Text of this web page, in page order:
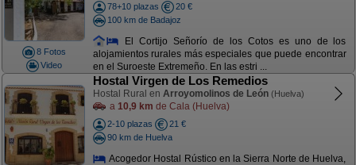
8 Fotos
Video
78+10 plazas
20 €
100 km de Badajoz
El Cortijo Señorío de los Cotos es uno de los
alojamientos rurales más especiales que puede encontrar
en el Suroeste Extremeño. En las estri ...
Hostal Virgen de Los Remedios
Hostal Rural en Arroyomolinos de León (Huelva)
a 10,9 km de Cala (Huelva)
2-10 plazas
21 €
90 km de Huelva
Acogedor Hostal Rústico en la Sierra Norte de Huelva,